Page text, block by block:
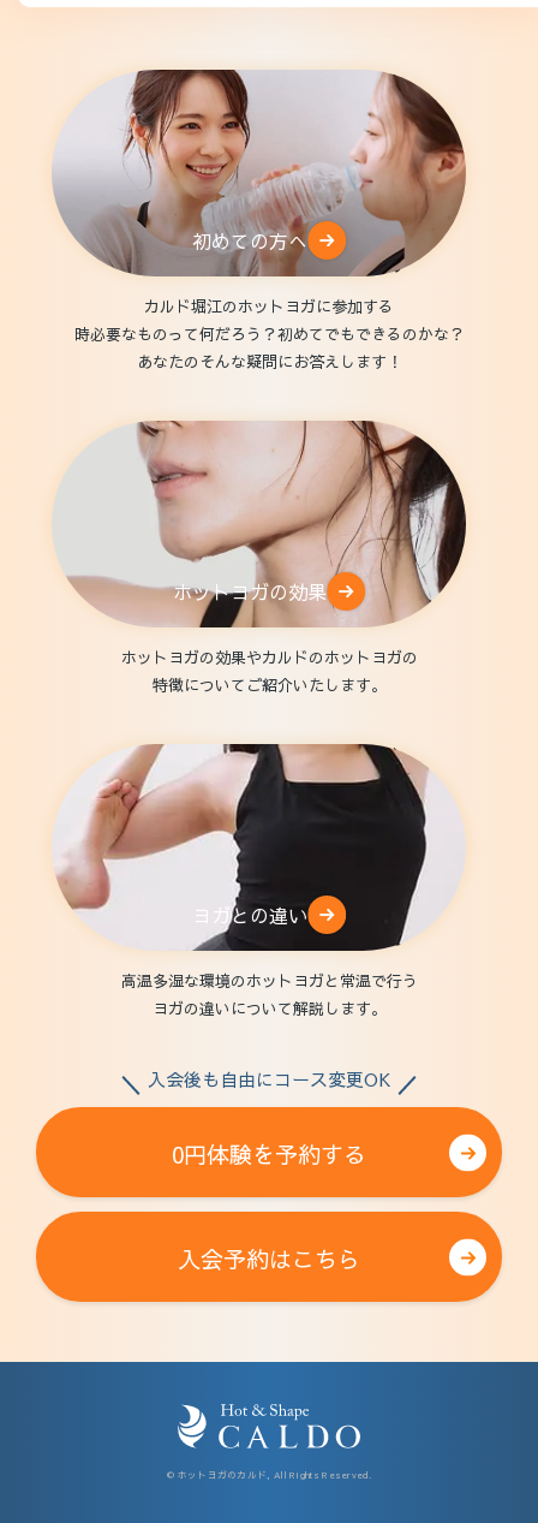
初めての方へ
カルド堀江のホットヨガに参加する
時必要なものって何だろう？初めてでもできるのかな？
あなたのそんな疑問にお答えします！
ホットヨガの効果
ホットヨガの効果やカルドのホットヨガの
特徴についてご紹介いたします。
ヨガとの違い
高温多湿な環境のホットヨガと常温で行う
ヨガの違いについて解説します。
入会後も自由にコース変更OK
0円体験を予約する
入会予約はこちら
© ホットヨガのカルド, All Rights Reserved.